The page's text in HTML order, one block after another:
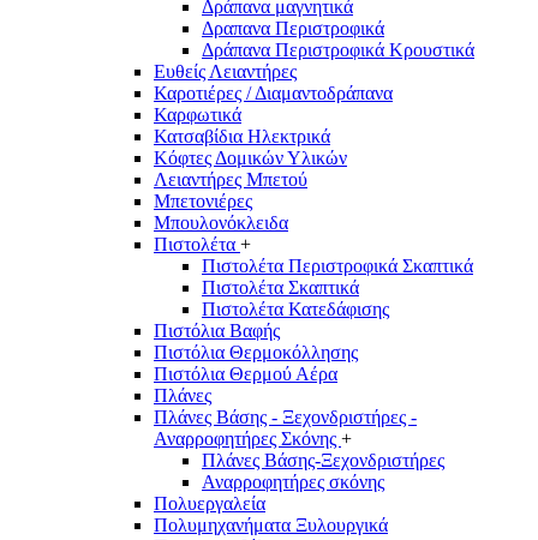
Δράπανα μαγνητικά
Δραπανα Περιστροφικά
Δράπανα Περιστροφικά Κρουστικά
Ευθείς Λειαντήρες
Καροτιέρες / Διαμαντοδράπανα
Καρφωτικά
Κατσαβίδια Ηλεκτρικά
Κόφτες Δομικών Υλικών
Λειαντήρες Μπετού
Μπετονιέρες
Μπουλονόκλειδα
Πιστολέτα +
Πιστολέτα Περιστροφικά Σκαπτικά
Πιστολέτα Σκαπτικά
Πιστολέτα Κατεδάφισης
Πιστόλια Βαφής
Πιστόλια Θερμοκόλλησης
Πιστόλια Θερμού Αέρα
Πλάνες
Πλάνες Βάσης - Ξεχονδριστήρες -
Αναρροφητήρες Σκόνης +
Πλάνες Βάσης-Ξεχονδριστήρες
Αναρροφητήρες σκόνης
Πολυεργαλεία
Πολυμηχανήματα Ξυλουργικά